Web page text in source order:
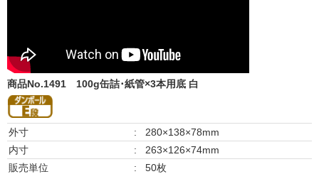
商品No.1491 100g缶詰･紙管×3本用底 白
外寸 :
280×138×78mm
内寸
:
263×126×74mm
販売単位
:
50枚